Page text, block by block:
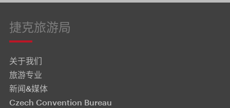
捷克旅游局
关于我们
旅游专业
新闻&媒体
Czech Convention Bureau